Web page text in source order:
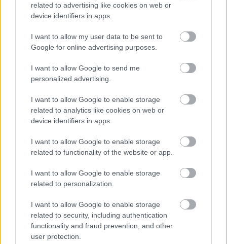
related to advertising like cookies on web or
device identifiers in apps.
I want to allow my user data to be sent to
Google for online advertising purposes.
I want to allow Google to send me
personalized advertising.
I want to allow Google to enable storage
related to analytics like cookies on web or
device identifiers in apps.
I want to allow Google to enable storage
related to functionality of the website or app.
I want to allow Google to enable storage
related to personalization.
I want to allow Google to enable storage
related to security, including authentication
functionality and fraud prevention, and other
user protection.
Paris Saint-Germain
Manchester United
Felkészülési szezon 4. mérkőzés
Nya Ullevi, Göteborg
2026-08-08 17:00
0 nap 8 óra 16 perc 35 másodperc
Leeds Unitedvs Manchester United2026-08-12 20:30
Manchester United
ELŐZŐ MÉRKŐZÉSEK